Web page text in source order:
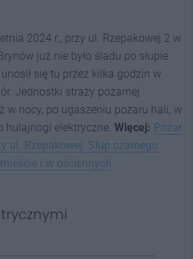
2024 r., przy ul. Rzepakowej 2 w
już nie było śladu po słupie
się tu przez kilka godzin w
Jednostki straży pożarnej
w nocy, po ugaszeniu pożaru hali, w
hulajnogi elektryczne. Więcej: Pożar
ul. Rzepakowej. Słup czarnego
i w ościennych